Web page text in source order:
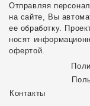
Отправляя
на сайте, Вы
ее обработку.
носят
офертой.
Контакты